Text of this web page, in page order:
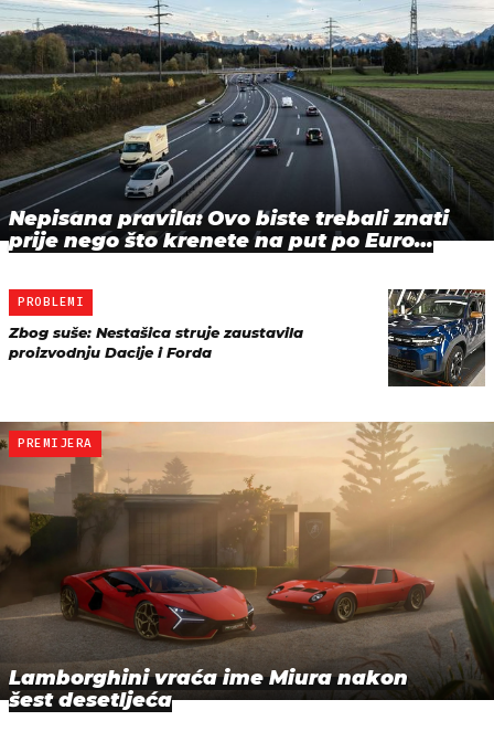
Nepisana pravila: Ovo biste trebali znati
prije nego što krenete na put po Euro…
PROBLEMI
Zbog suše: Nestašica struje zaustavila
proizvodnju Dacije i Forda
PREMIJERA
Lamborghini vraća ime Miura nakon
šest desetljeća